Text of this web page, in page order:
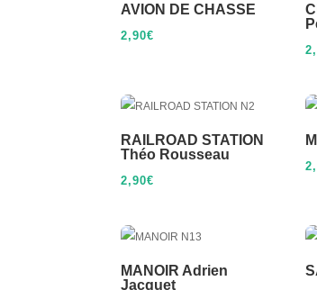
AVION DE CHASSE
2,90€
RAILROAD STATION
Théo Rousseau
2,90€
MANOIR Adrien
Jacquet